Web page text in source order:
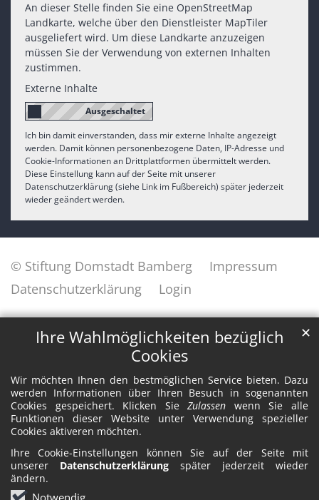
Ihre Wahlmöglichkeiten bezüglich
Cookies
Wir möchten Ihnen den bestmöglichen Service bieten. Dazu
werden Informationen über Ihren Besuch in sogenannten
Cookies gespeichert. Klicken SieZulassen wenn Sie alle
Funktionen dieser Website unter Verwendung spezieller
Cookies aktiveren möchten.
Ihre Cookie-Einstellungen können Sie auf der Seite mit
unserer Datenschutzerklärung später jederzeit wieder
ändern.
✕
An dieser Stelle finden Sie eine OpenStreetMap
Landkarte, welche über den Dienstleister MapTiler
ausgeliefert wird. Um diese Landkarte anzuzeigen
müssen Sie der Verwendung von externen Inhalten
zustimmen.
Externe Inhalte
Ich bin damit einverstanden, dass mir externe Inhalte angezeigt
werden. Damit können personenbezogene Daten, IP-Adresse und
Cookie-Informationen an Drittplattformen übermittelt werden.
Diese Einstellung kann auf der Seite mit unserer
Datenschutzerklärung (siehe Link im Fußbereich) später jederzeit
wieder geändert werden.
© Stiftung Domstadt Bamberg
Impressum
Datenschutzerklärung
Login